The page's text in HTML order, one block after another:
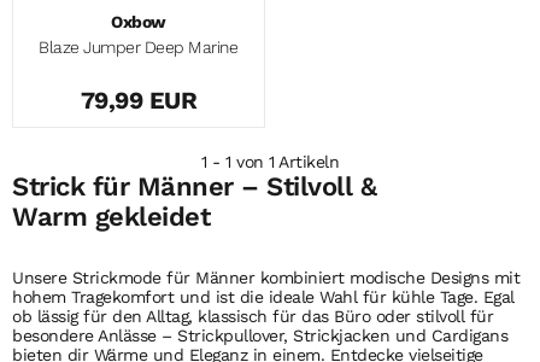
Oxbow
Blaze Jumper Deep Marine
79,99 EUR
1 - 1 von 1 Artikeln
Strick für Männer – Stilvoll &
Warm gekleidet
Unsere Strickmode für Männer kombiniert modische Designs mit
hohem Tragekomfort und ist die ideale Wahl für kühle Tage. Egal
ob lässig für den Alltag, klassisch für das Büro oder stilvoll für
besondere Anlässe – Strickpullover, Strickjacken und Cardigans
bieten dir Wärme und Eleganz in einem. Entdecke vielseitige